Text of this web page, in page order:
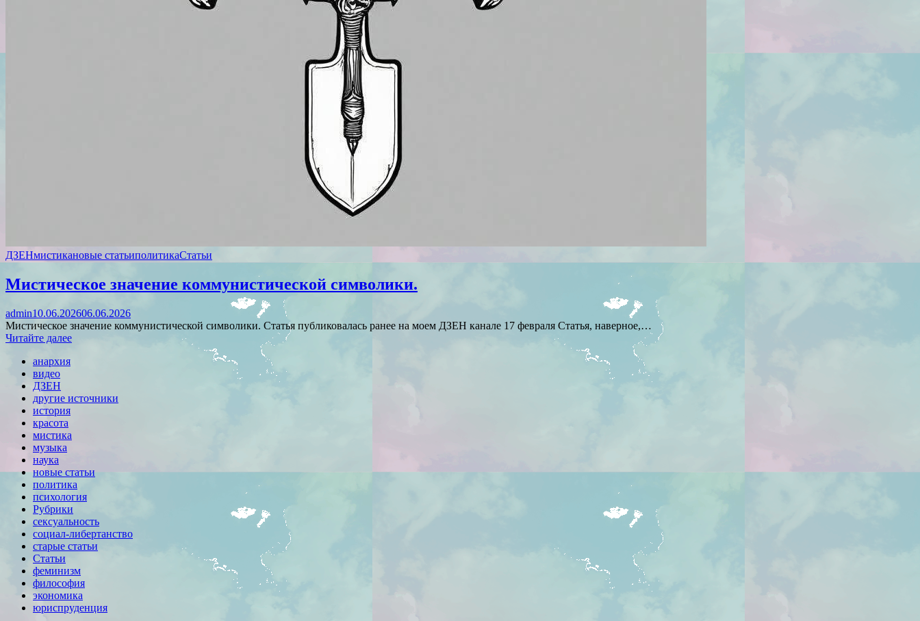
ДЗЕНмистикановые статьиполитикаСтатьи
Мистическое значение коммунистической символики.
admin10.06.202606.06.2026
Мистическое значение коммунистической символики. Статья публиковалась ранее на моем ДЗЕН канале 17 февраля Статья, наверное,…
Читайте далее
анархия
видео
ДЗЕН
другие источники
история
красота
мистика
музыка
наука
новые статьи
политика
психология
Рубрики
сексуальность
социал-либертанство
старые статьи
Статьи
феминизм
философия
экономика
юриспруденция